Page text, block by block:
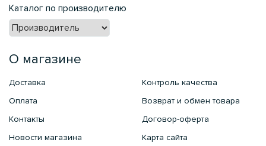
Каталог по производителю
О магазине
Доставка
Оплата
Контакты
Новости магазина
Контроль качества
Возврат и обмен товара
Договор-оферта
Карта сайта